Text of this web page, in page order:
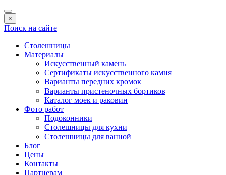
×
Поиск на сайте
Столешницы
Материалы
Искусственный камень
Сертификаты искусственного камня
Варианты передних кромок
Варианты пристеночных бортиков
Каталог моек и раковин
Фото работ
Подоконники
Столешницы для кухни
Столешницы для ванной
Блог
Цены
Контакты
Партнерам